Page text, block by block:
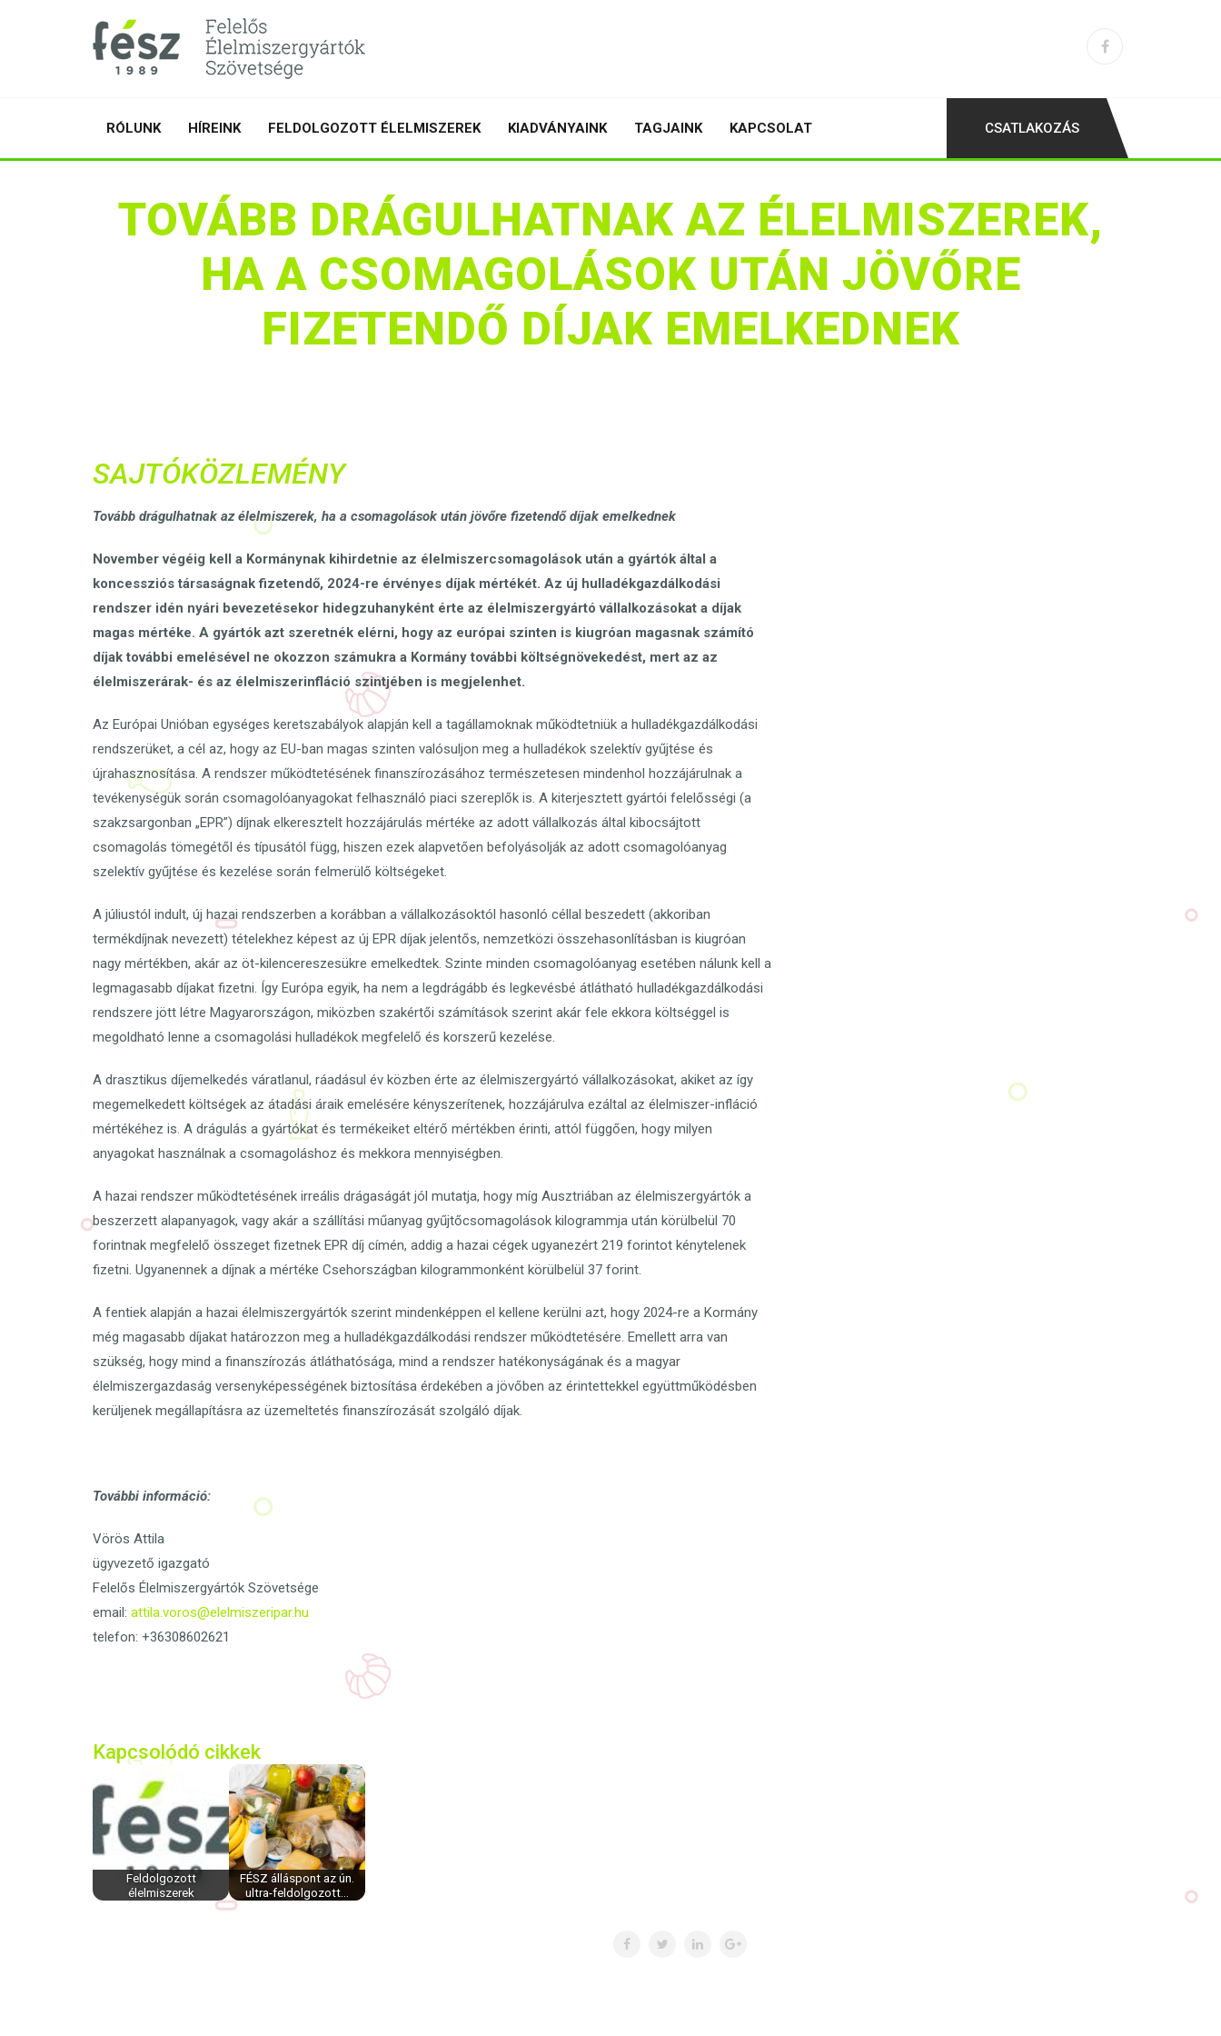
RÓLUNK HÍREINK FELDOLGOZOTT ÉLELMISZEREK KIADVÁNYAINK TAGJAINK KAPCSOLAT CSATLAKOZÁS
TOVÁBB DRÁGULHATNAK AZ ÉLELMISZEREK,
HA A CSOMAGOLÁSOK UTÁN JÖVŐRE
FIZETENDŐ DÍJAK EMELKEDNEK
SAJTÓKÖZLEMÉNY
Tovább drágulhatnak az élelmiszerek, ha a csomagolások után jövőre fizetendő díjak emelkednek
November végéig kell a Kormánynak kihirdetnie az élelmiszercsomagolások után a gyártók által a
koncessziós társaságnak fizetendő, 2024-re érvényes díjak mértékét. Az új hulladékgazdálkodási
rendszer idén nyári bevezetésekor hidegzuhanyként érte az élelmiszergyártó vállalkozásokat a díjak
magas mértéke. A gyártók azt szeretnék elérni, hogy az európai szinten is kiugróan magasnak számító
díjak további emelésével ne okozzon számukra a Kormány további költségnövekedést, mert az az
élelmiszerárak- és az élelmiszerinfláció szintjében is megjelenhet.
Az Európai Unióban egységes keretszabályok alapján kell a tagállamoknak működtetniük a hulladékgazdálkodási
rendszerüket, a cél az, hogy az EU-ban magas szinten valósuljon meg a hulladékok szelektív gyűjtése és
újrahasznosítása. A rendszer működtetésének finanszírozásához természetesen mindenhol hozzájárulnak a
tevékenységük során csomagolóanyagokat felhasználó piaci szereplők is. A kiterjesztett gyártói felelősségi (a
szakzsargonban „EPR”) díjnak elkeresztelt hozzájárulás mértéke az adott vállalkozás által kibocsájtott
csomagolás tömegétől és típusától függ, hiszen ezek alapvetően befolyásolják az adott csomagolóanyag
szelektív gyűjtése és kezelése során felmerülő költségeket.
A júliustól indult, új hazai rendszerben a korábban a vállalkozásoktól hasonló céllal beszedett (akkoriban
termékdíjnak nevezett) tételekhez képest az új EPR díjak jelentős, nemzetközi összehasonlításban is kiugróan
nagy mértékben, akár az öt-kilencereszesükre emelkedtek. Szinte minden csomagolóanyag esetében nálunk kell a
legmagasabb díjakat fizetni. Így Európa egyik, ha nem a legdrágább és legkevésbé átlátható hulladékgazdálkodási
rendszere jött létre Magyarországon, miközben szakértői számítások szerint akár fele ekkora költséggel is
megoldható lenne a csomagolási hulladékok megfelelő és korszerű kezelése.
A drasztikus díjemelkedés váratlanul, ráadásul év közben érte az élelmiszergyártó vállalkozásokat, akiket az így
megemelkedett költségek az átadási áraik emelésére kényszerítenek, hozzájárulva ezáltal az élelmiszer-infláció
mértékéhez is. A drágulás a gyártókat és termékeiket eltérő mértékben érinti, attól függően, hogy milyen
anyagokat használnak a csomagoláshoz és mekkora mennyiségben.
A hazai rendszer működtetésének irreális drágaságát jól mutatja, hogy míg Ausztriában az élelmiszergyártók a
beszerzett alapanyagok, vagy akár a szállítási műanyag gyűjtőcsomagolások kilogrammja után körülbelül 70
forintnak megfelelő összeget fizetnek EPR díj címén, addig a hazai cégek ugyanezért 219 forintot kénytelenek
fizetni. Ugyanennek a díjnak a mértéke Csehországban kilogrammonként körülbelül 37 forint.
A fentiek alapján a hazai élelmiszergyártók szerint mindenképpen el kellene kerülni azt, hogy 2024-re a Kormány
még magasabb díjakat határozzon meg a hulladékgazdálkodási rendszer működtetésére. Emellett arra van
szükség, hogy mind a finanszírozás átláthatósága, mind a rendszer hatékonyságának és a magyar
élelmiszergazdaság versenyképességének biztosítása érdekében a jövőben az érintettekkel együttműködésben
kerüljenek megállapításra az üzemeltetés finanszírozását szolgáló díjak.
További információ:
Vörös Attila
ügyvezető igazgató
Felelős Élelmiszergyártók Szövetsége
email: attila.voros@elelmiszeripar.hu
telefon: +36308602621
Kapcsolódó cikkek
Feldolgozott
élelmiszerek
FÉSZ álláspont az ún.
ultra-feldolgozott…